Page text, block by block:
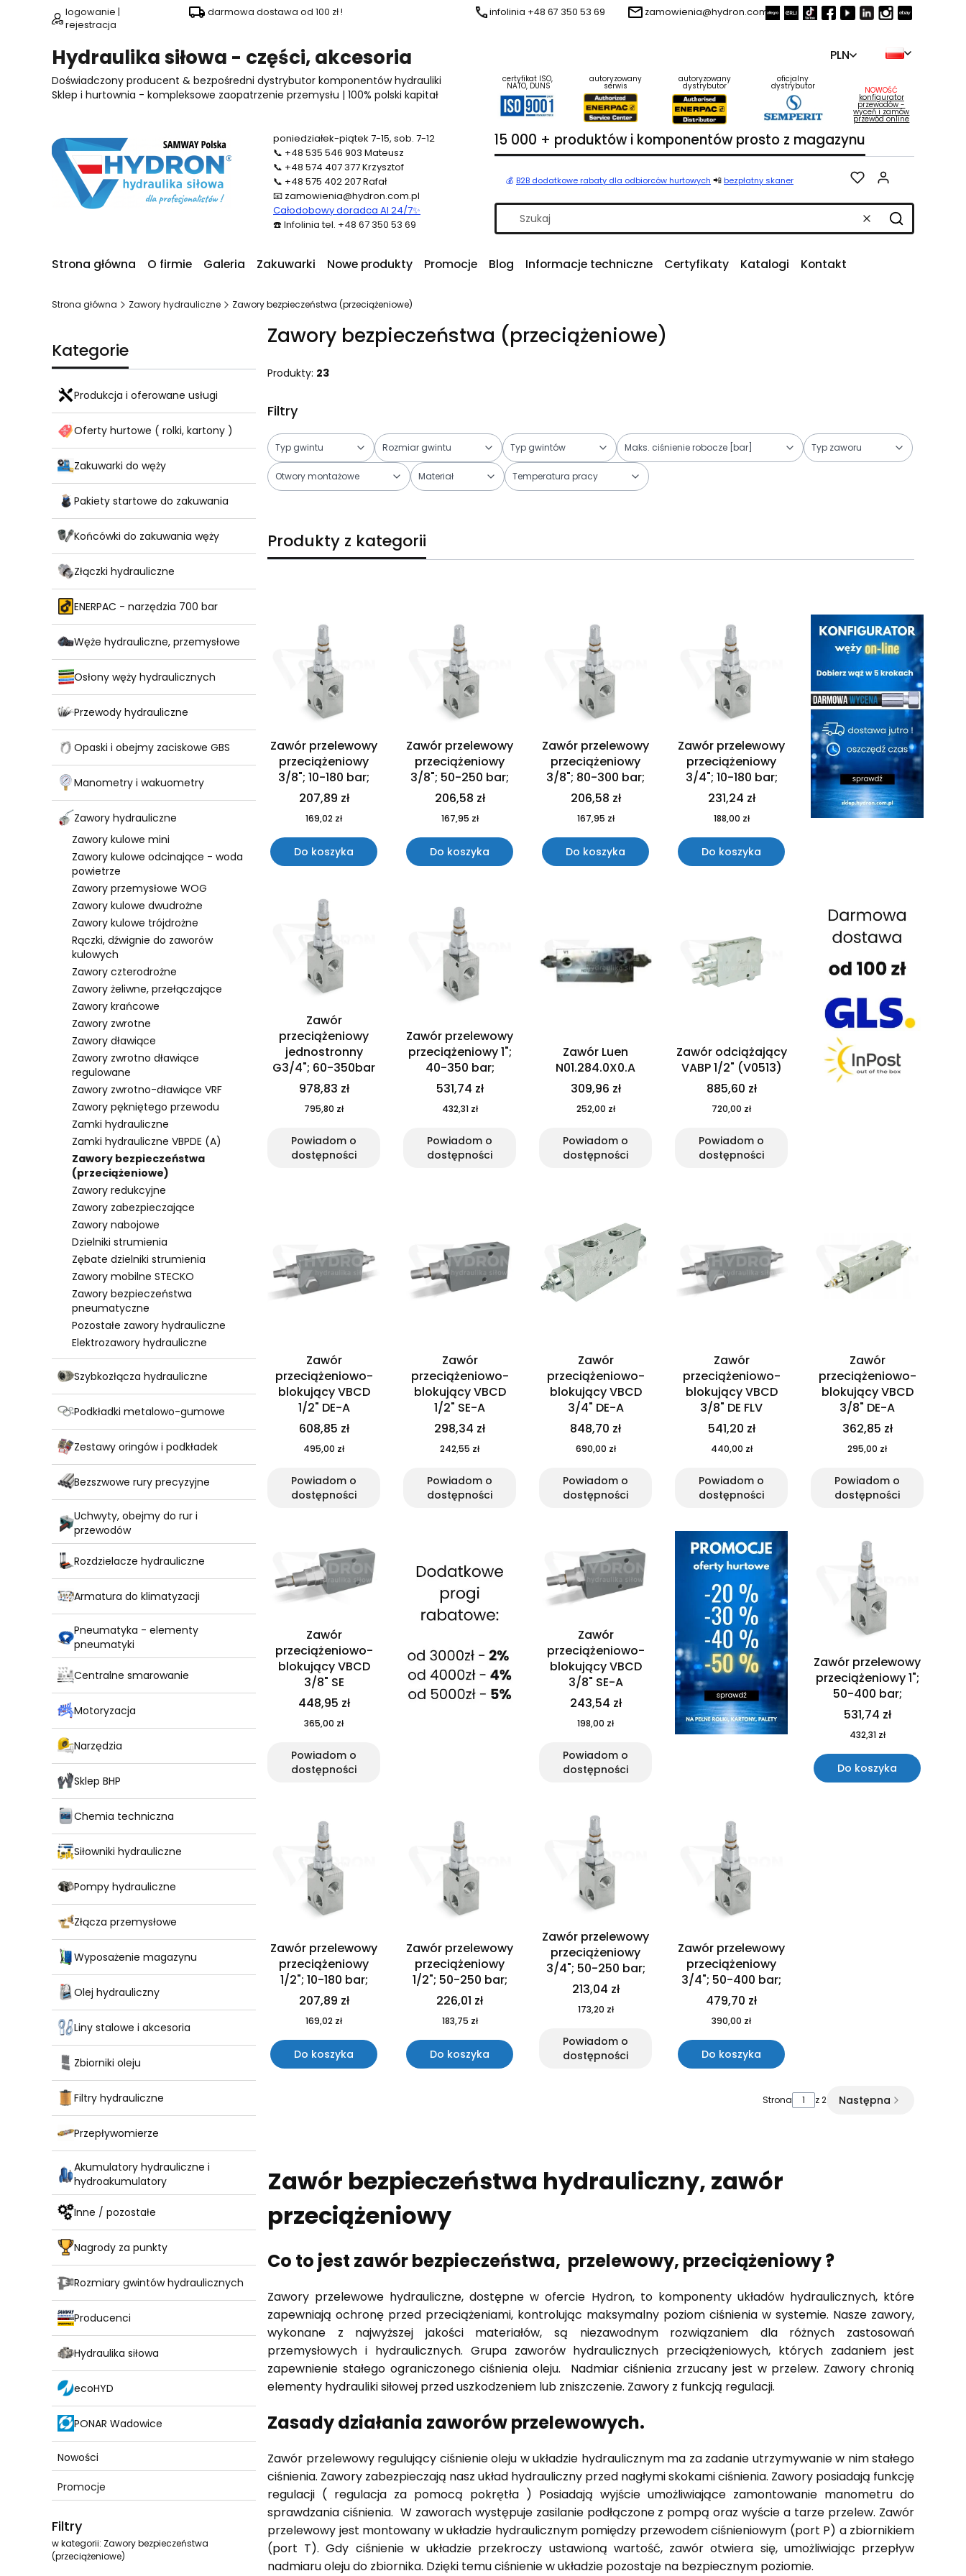
logowanie |
rejestracja
darmowa dostawa od 100 zł ! infolinia +48 67 350 53 69 zamowienia@hydron.com.pl
Hydraulika siłowa - części, akcesoria
Doświadczony producent & bezpośredni dystrybutor komponentów hydrauliki
Sklep i hurtownia - kompleksowe zaopatrzenie przemysłu | 100% polski kapitał
PLN
certyfikat ISO,
NATO, DUNS
autoryzowany
serwis
autoryzowany
dystrybutor
oficjalny
dystrybutor NOWOŚĆ
konfigurator
przewodów -
wyceń i zamów
przewód online
poniedziałek-piątek 7-15, sob. 7-12
📞 +48 535 546 903 Mateusz
📞 +48 574 407 377Krzysztof
📞 +48 575 402 207Rafał
📧 zamowienia@hydron.com.pl
Całodobowy doradca AI 24/7✨
☎️ Infolinia tel. +48 67 350 53 69
15 000 + produktów i komponentów prosto z magazynu
💰 B2B dodatkowe rabaty dla odbiorców hurtowych 📲 bezpłatny skaner
WyczyśćSzukaj
Strona główna O firmie Galeria Zakuwarki Nowe produkty Promocje Blog Informacje techniczne Certyfikaty Katalogi Kontakt
Strona główna Zawory hydrauliczne Zawory bezpieczeństwa (przeciążeniowe)
Kategorie
Produkcja i oferowane usługi
Oferty hurtowe ( rolki, kartony )
Zakuwarki do węży
Pakiety startowe do zakuwania
Końcówki do zakuwania węży
Złączki hydrauliczne
ENERPAC - narzędzia 700 bar
Węże hydrauliczne, przemysłowe
Osłony węży hydraulicznych
Przewody hydrauliczne
Opaski i obejmy zaciskowe GBS
Manometry i wakuometry
Zawory hydrauliczne
Zawory kulowe mini
Zawory kulowe odcinające - woda
powietrze
Zawory przemysłowe WOG
Zawory kulowe dwudrożne
Zawory kulowe trójdrożne
Rączki, dźwignie do zaworów
kulowych
Zawory czterodrożne
Zawory żeliwne, przełączające
Zawory krańcowe
Zawory zwrotne
Zawory dławiące
Zawory zwrotno dławiące
regulowane
Zawory zwrotno-dławiące VRF
Zawory pękniętego przewodu
Zamki hydrauliczne
Zamki hydrauliczne VBPDE (A)
Zawory bezpieczeństwa
(przeciążeniowe)
Zawory redukcyjne
Zawory zabezpieczające
Zawory nabojowe
Dzielniki strumienia
Zębate dzielniki strumienia
Zawory mobilne STECKO
Zawory bezpieczeństwa
pneumatyczne
Pozostałe zawory hydrauliczne
Elektrozawory hydrauliczne
Szybkozłącza hydrauliczne
Podkładki metalowo-gumowe
Zestawy oringów i podkładek
Bezszwowe rury precyzyjne
Uchwyty, obejmy do rur i
przewodów
Rozdzielacze hydrauliczne
Armatura do klimatyzacji
Pneumatyka - elementy
pneumatyki
Centralne smarowanie
Motoryzacja
Narzędzia
Sklep BHP
Chemia techniczna
Siłowniki hydrauliczne
Pompy hydrauliczne
Złącza przemysłowe
Wyposażenie magazynu
Olej hydrauliczny
Liny stalowe i akcesoria
Zbiorniki oleju
Filtry hydrauliczne
Przepływomierze
Akumulatory hydrauliczne i
hydroakumulatory
Inne / pozostałe
Nagrody za punkty
Rozmiary gwintów hydraulicznych
Producenci
Hydraulika siłowa
ecoHYD
PONAR Wadowice
Nowości
Promocje
Filtry
w kategorii: Zawory bezpieczeństwa
(przeciążeniowe)
Zawory bezpieczeństwa (przeciążeniowe)
Produkty: 23
Filtry
Typ gwintu Rozmiar gwintu Typ gwintów Maks. ciśnienie robocze [bar] Typ zaworu
Otwory montażowe Materiał Temperatura pracy
Produkty z kategorii
Zawór przelewowy
przeciążeniowy
3/8"; 10-180 bar;
207,89 zł
169,02 zł
Do koszyka
Zawór przelewowy
przeciążeniowy
3/8"; 50-250 bar;
206,58 zł
167,95 zł
Do koszyka
Zawór przelewowy
przeciążeniowy
3/8"; 80-300 bar;
206,58 zł
167,95 zł
Do koszyka
Zawór przelewowy
przeciążeniowy
3/4"; 10-180 bar;
231,24 zł
188,00 zł
Do koszyka
Zawór
przeciążeniowy
jednostronny
G3/4"; 60-350bar
978,83 zł
795,80 zł
Powiadom o
dostępności
Zawór przelewowy
przeciążeniowy 1";
40-350 bar;
531,74 zł
432,31 zł
Powiadom o
dostępności
Zawór Luen
N01.284.0X0.A
309,96 zł
252,00 zł
Powiadom o
dostępności
Zawór odciążający
VABP 1/2" (V0513)
885,60 zł
720,00 zł
Powiadom o
dostępności
Zawór
przeciążeniowo-
blokujący VBCD
1/2" DE-A
608,85 zł
495,00 zł
Powiadom o
dostępności
Zawór
przeciążeniowo-
blokujący VBCD
1/2" SE-A
298,34 zł
242,55 zł
Powiadom o
dostępności
Zawór
przeciążeniowo-
blokujący VBCD
3/4" DE-A
848,70 zł
690,00 zł
Powiadom o
dostępności
Zawór
przeciążeniowo-
blokujący VBCD
3/8" DE FLV
541,20 zł
440,00 zł
Powiadom o
dostępności
Zawór
przeciążeniowo-
blokujący VBCD
3/8" DE-A
362,85 zł
295,00 zł
Powiadom o
dostępności
Zawór
przeciążeniowo-
blokujący VBCD
3/8" SE
448,95 zł
365,00 zł
Powiadom o
dostępności
Zawór
przeciążeniowo-
blokujący VBCD
3/8" SE-A
243,54 zł
198,00 zł
Powiadom o
dostępności
Zawór przelewowy
przeciążeniowy 1";
50-400 bar;
531,74 zł
432,31 zł
Do koszyka
Zawór przelewowy
przeciążeniowy
1/2"; 10-180 bar;
207,89 zł
169,02 zł
Do koszyka
Zawór przelewowy
przeciążeniowy
1/2"; 50-250 bar;
226,01 zł
183,75 zł
Do koszyka
Zawór przelewowy
przeciążeniowy
3/4"; 50-250 bar;
213,04 zł
173,20 zł
Powiadom o
dostępności
Zawór przelewowy
przeciążeniowy
3/4"; 50-400 bar;
479,70 zł
390,00 zł
Do koszyka
Strona z 2 Następna
Zawór bezpieczeństwa hydrauliczny, zawór
przeciążeniowy
Co to jest zawór bezpieczeństwa, przelewowy, przeciążeniowy ?
Zawory przelewowe hydrauliczne, dostępne w ofercie Hydron, to komponenty układów hydraulicznych, które
zapewniają ochronę przed przeciążeniami, kontrolując maksymalny poziom ciśnienia w systemie. Nasze zawory,
wykonane z najwyższej jakości materiałów, są niezawodnym rozwiązaniem dla różnych zastosowań
przemysłowych i hydraulicznych. Grupa zaworów hydraulicznych przeciążeniowych, których zadaniem jest
zapewnienie stałego ograniczonego ciśnienia oleju. Nadmiar ciśnienia zrzucany jest w przelew. Zawory chronią
elementy hydrauliki siłowej przed uszkodzeniem lub zniszczenie. Zawory z funkcją regulacji.
Zasady działania zaworów przelewowych.
Zawór przelewowy regulujący ciśnienie oleju w układzie hydraulicznym ma za zadanie utrzymywanie w nim stałego
ciśnienia. Zawory zabezpieczają nasz układ hydrauliczny przed nagłymi skokami ciśnienia. Zawory posiadają funkcję
regulacji ( regulacja za pomocą pokrętła ) Posiadają wyjście umożliwiające zamontowanie manometru do
sprawdzania ciśnienia. W zaworach występuje zasilanie podłączone z pompą oraz wyście a tarze przelew. Zawór
przelewowy jest montowany w układzie hydraulicznym pomiędzy przewodem ciśnieniowym (port P) a zbiornikiem
(port T). Gdy ciśnienie w układzie przekroczy ustawioną wartość, zawór otwiera się, umożliwiając przepływ
nadmiaru oleju do zbiornika. Dzięki temu ciśnienie w układzie pozostaje na bezpiecznym poziomie.